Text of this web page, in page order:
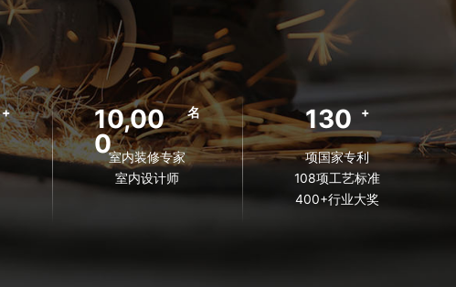
+ 10,00
0
名
室内装修专家
室内设计师
130 +
项国家专利
108项工艺标准
400+行业大奖